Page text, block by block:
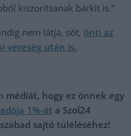
kiszorítsanak bárkit is.”
nem látja, sőt, önti az
vereség után is.
médiát, hogy ez önnek egy
1%-át a Szol24
sajtó túléléséhez!